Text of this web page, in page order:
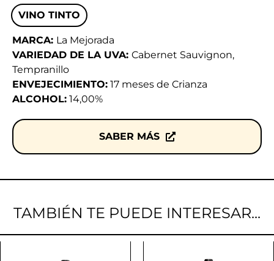
VINO TINTO
MARCA: La Mejorada
VARIEDAD DE LA UVA: Cabernet Sauvignon,
Tempranillo
ENVEJECIMIENTO: 17 meses de Crianza
ALCOHOL: 14,00%
SABER MÁS
TAMBIÉN TE PUEDE INTERESAR...